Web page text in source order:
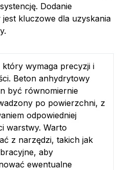
Dodanie
kluczowe dla uzyskania
który wymaga precyzji i
Beton anhydrytowy
być równomiernie
po powierzchni, z
odpowiedniej
warstwy. Warto
z narzędzi, takich jak
aby
ewentualne